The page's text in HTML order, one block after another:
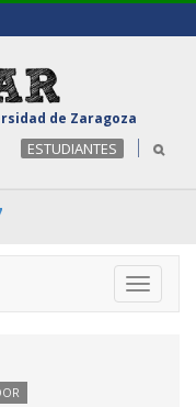
de Zaragoza
ESTUDIANTES
Toggle